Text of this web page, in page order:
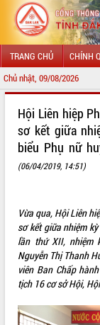
TRANG CHỦ CHÍNH
Chủ nhật, 09/08/2026
LÃNH ĐẠO UBND TỈNH
TIN TỨC SỰ KIỆN
UBND CÁC XÃ, PHƯỜNG
THÔNG TIN CHỈ ĐẠO ĐIỀU
HỆ THỐNG VĂN BẢN
VĂN BẢN HĐND TỈNH
Hội Liên hiệp
sơ kết giữa
biểu Phụ nữ
(06/04/2019, 14:51)
Vừa qua, Hội Liên
sơ kết giữa nhiệm
lần thứ XII, nhiệm
Nguyễn Thị Thanh
viên Ban Chấp
tịch 16 cơ sở Hội,